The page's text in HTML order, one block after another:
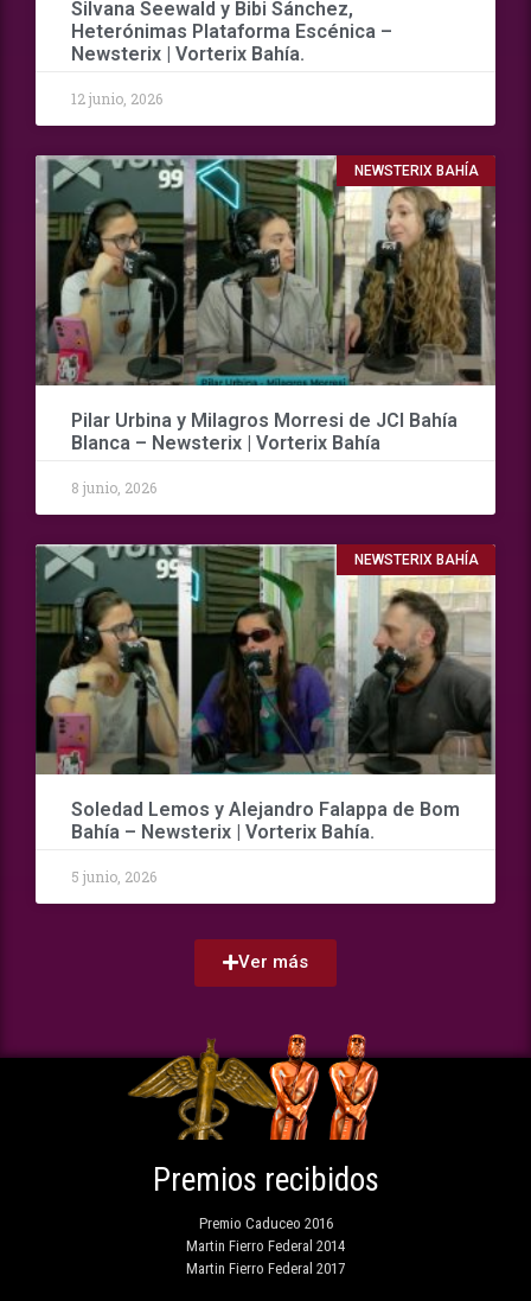
Silvana Seewald y Bibi Sánchez,
Heterónimas Plataforma Escénica –
Newsterix | Vorterix Bahía.
12 junio, 2026
NEWSTERIX BAHÍA
Pilar Urbina y Milagros Morresi de JCI Bahía
Blanca – Newsterix | Vorterix Bahía
8 junio, 2026
NEWSTERIX BAHÍA
Soledad Lemos y Alejandro Falappa de Bom
Bahía – Newsterix | Vorterix Bahía.
5 junio, 2026
Ver más
Premios recibidos
Premio Caduceo 2016
Martin Fierro Federal 2014
Martin Fierro Federal 2017